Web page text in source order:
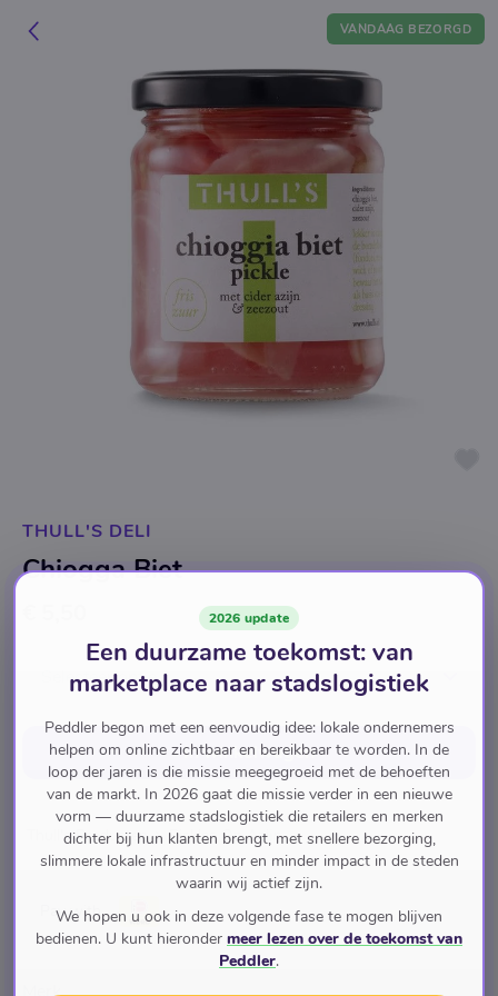
VANDAAG BEZORGD
THULL'S DELI
Chiogga Biet
Selecteer optie
In winkelwagen
Thull's Producten Pickles Op Azijn
Pay with
2026 update
Een duurzame toekomst: van
marketplace naar stadslogistiek
Peddler begon met een eenvoudig idee: lokale ondernemers
helpen om online zichtbaar en bereikbaar te worden. In de
loop der jaren is die missie meegegroeid met de behoeften
van de markt. In 2026 gaat die missie verder in een nieuwe
vorm — duurzame stadslogistiek die retailers en merken
dichter bij hun klanten brengt, met snellere bezorging,
slimmere lokale infrastructuur en minder impact in de steden
waarin wij actief zijn.
We hopen u ook in deze volgende fase te mogen blijven
bedienen. U kunt hieronder meer lezen over de toekomst van
Peddler.